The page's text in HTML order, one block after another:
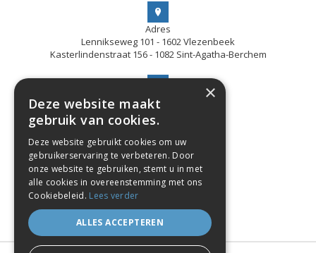
Adres
Lennikseweg 101 - 1602 Vlezenbeek
Kasterlindenstraat 156 - 1082 Sint-Agatha-Berchem
Telefoon
0479 / 21.10.86
Email
info@demefco.be
×
Deze website maakt
gebruik van cookies.
Deze website gebruikt cookies om uw
gebruikerservaring te verbeteren. Door
onze website te gebruiken, stemt u in met
alle cookies in overeenstemming met ons
Cookiebeleid. Lees verder
ALLES ACCEPTEREN